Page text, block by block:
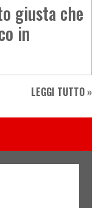
giusta che
in
LEGGI TUTTO »